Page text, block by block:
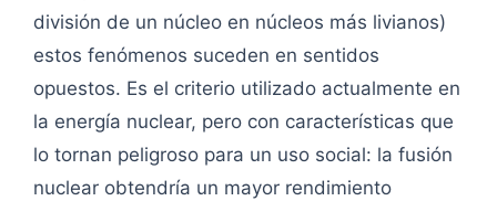
división de un núcleo en núcleos más livianos)
estos fenómenos suceden en sentidos
opuestos. Es el criterio utilizado actualmente en
la energía nuclear, pero con características que
lo tornan peligroso para un uso social: la fusión
nuclear obtendría un mayor rendimiento